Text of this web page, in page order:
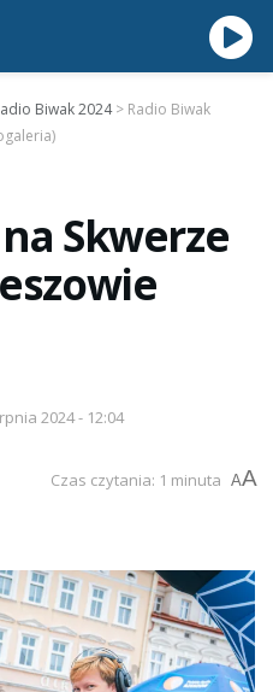
Biwak 2024> Radio Biwak
Skwerze
2024 - 12:04
Czas czytania: 1 minuta AA